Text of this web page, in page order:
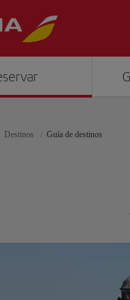
Destinos Guía de destinos